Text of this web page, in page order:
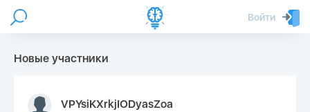
Войти
Новые участники
VPYsiKXrkjIODyasZoa